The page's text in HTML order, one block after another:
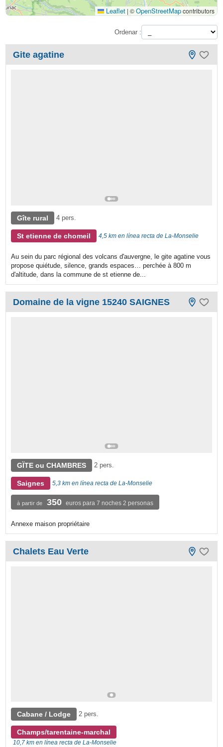
Leaflet | ©OpenStreetMapcontributors
Ordenar :
Gite agatine
Gîte rural 4 pers.
St etienne de chomeil 4,5 km en línea recta de La-Monselie
Au sein du parc régional des volcans d'auvergne, le gite agatine vous
propose quiétude, silence, grands espaces… perchée à 800 m
d'altitude, dans la commune de st etienne de...
Domaine de la vigne 15240 SAIGNES
GÏTE ou CHAMBRES 2 pers.
Saignes 5,3 km en línea recta de La-Monselie
à partir de 350 euros para 7 noches 2 personas
Annexe maison propriétaire
Chalets Eau Verte
Cabane / Lodge 2 pers.
Champs/tarentaine-marchal
10,7 km en línea recta de La-Monselie